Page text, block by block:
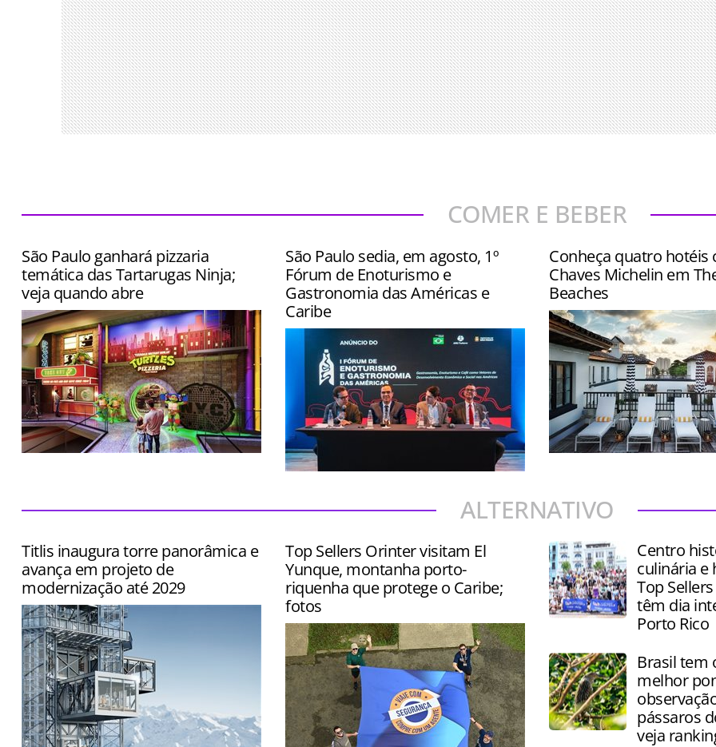
COMER E BEBER
São Paulo ganhará pizzaria
temática das Tartarugas Ninja;
veja quando abre
São Paulo sedia, em agosto, 1º
Fórum de Enoturismo e
Gastronomia das Américas e
Caribe
exposição de produtos como vinhos,
queijos, cafés e chocolates
Conheça quatro hotéis
Chaves Michelin em
Beaches
alto padrão
ALTERNATIVO
Titlis inaugura torre panorâmica e
avança em projeto de
modernização até 2029
Top Sellers Orinter visitam El
Yunque, montanha porto-
riquenha que protege o Caribe;
fotos
Centro
culinária e
Top
têm dia
Porto Rico
Brasil tem
melhor
pássaros
veja